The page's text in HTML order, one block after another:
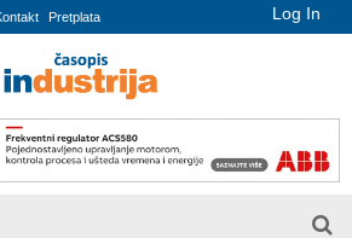
Log In
Pretplata